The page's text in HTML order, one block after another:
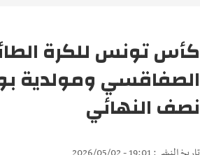
كأس تونس للكرة
الصفاقسي ومولدية
نصف النهائي